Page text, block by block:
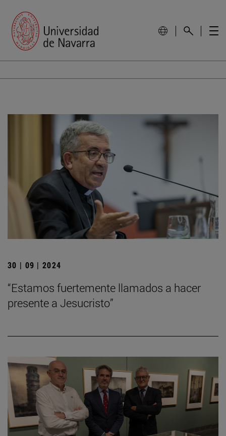
30 | 09 | 2024
“Estamos fuertemente llamados a hacer
presente a Jesucristo”